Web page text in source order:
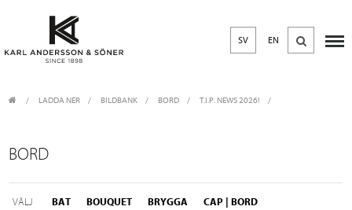
SV EN
LADDA NER / BILDBANK / BORD T.I.P. NEWS 2026!
BORD
VÄLJ BAT BOUQUET BRYGGA
CAP | BORD